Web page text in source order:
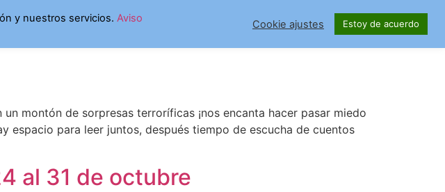
montón de sorpresas terroríficas ¡nos encanta hacer pasar miedo
espacio para leer juntos, después tiempo de escucha de cuentos
al 31 de octubre
y nuestros servicios. Aviso
Cookie ajustes Estoy de acuerdo